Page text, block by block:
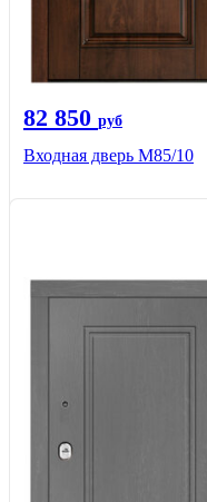
82 850 руб
Входная дверь M85/10